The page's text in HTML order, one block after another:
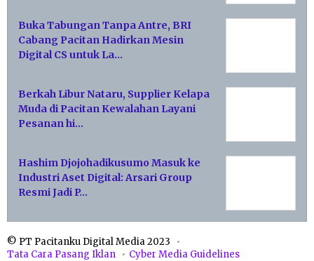
Buka Tabungan Tanpa Antre, BRI
Cabang Pacitan Hadirkan Mesin
Digital CS untuk La…
Berkah Libur Nataru, Supplier Kelapa
Muda di Pacitan Kewalahan Layani
Pesanan hi…
Hashim Djojohadikusumo Masuk ke
Industri Aset Digital: Arsari Group
Resmi Jadi P…
© PT Pacitanku Digital Media 2023
Tata Cara Pasang Iklan
Cyber Media Guidelines